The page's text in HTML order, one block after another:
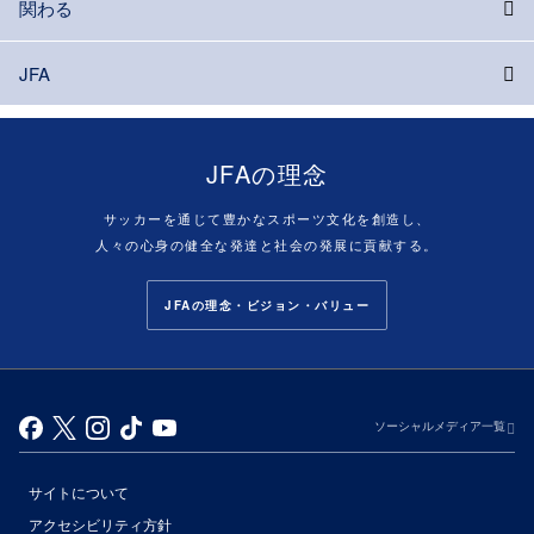
関わる
JFA
JFAの理念
サッカーを通じて豊かなスポーツ文化を創造し、
人々の心身の健全な発達と社会の発展に貢献する。
JFAの理念・ビジョン・バリュー
ソーシャルメディア一覧
サイトについて
アクセシビリティ方針